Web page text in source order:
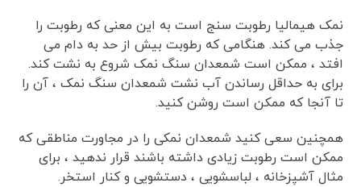
نمک هیمالیا رطوبت سنج است به این معنی که رطوبت را
جذب می کند. هنگامی که رطوبت بیش از حد به دام می
افتد ، ممکن است شمعدان سنگ نمک شروع به نشت کند.
برای به حداقل رساندن آب نشت شمعدان سنگ نمک ، آن را
تا آنجا که ممکن است روشن کنید.
همچنین سعی کنید شمعدان نمکی را در مجاورت مناطقی که
ممکن است رطوبت زیادی داشته باشند قرار ندهید ، برای
مثال آشپزخانه ، لباسشویی ، دستشویی و کنار استخر.